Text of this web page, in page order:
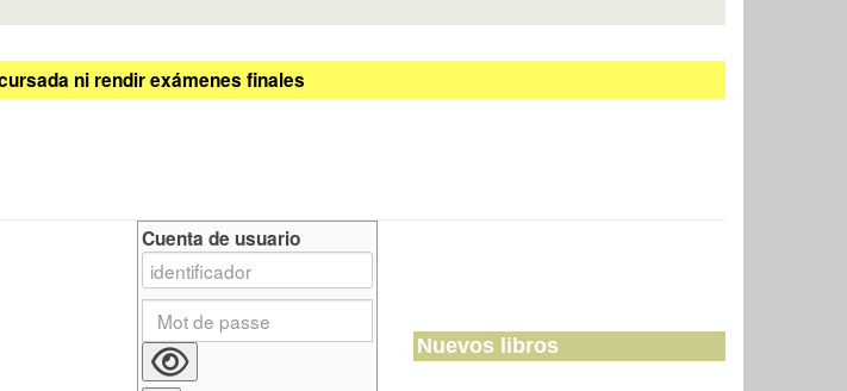
ni rendir exámenes finales
Cuenta de usuario
Nuevos libros